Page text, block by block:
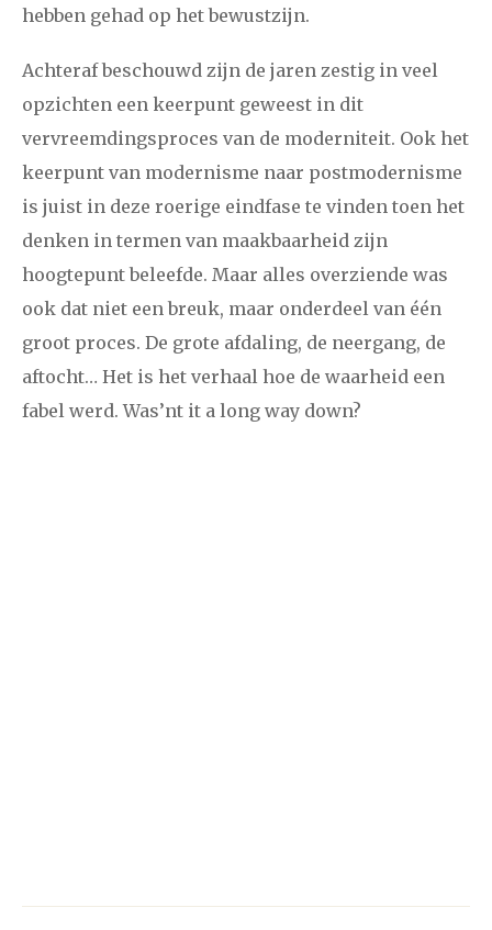
hebben gehad op het bewustzijn.
Achteraf beschouwd zijn de jaren zestig in veel
opzichten een keerpunt geweest in dit
vervreemdingsproces van de moderniteit. Ook het
keerpunt van modernisme naar postmodernisme
is juist in deze roerige eindfase te vinden toen het
denken in termen van maakbaarheid zijn
hoogtepunt beleefde. Maar alles overziende was
ook dat niet een breuk, maar onderdeel van één
groot proces. De grote afdaling, de neergang, de
aftocht… Het is het verhaal hoe de waarheid een
fabel werd. Was’nt it a long way down?